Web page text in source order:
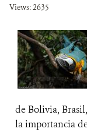
Views: 2635
de Bolivia,
la importancia